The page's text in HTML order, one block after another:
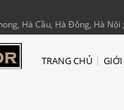
Hà Cầu, Hà Đông, Hà
TRANG CHỦ